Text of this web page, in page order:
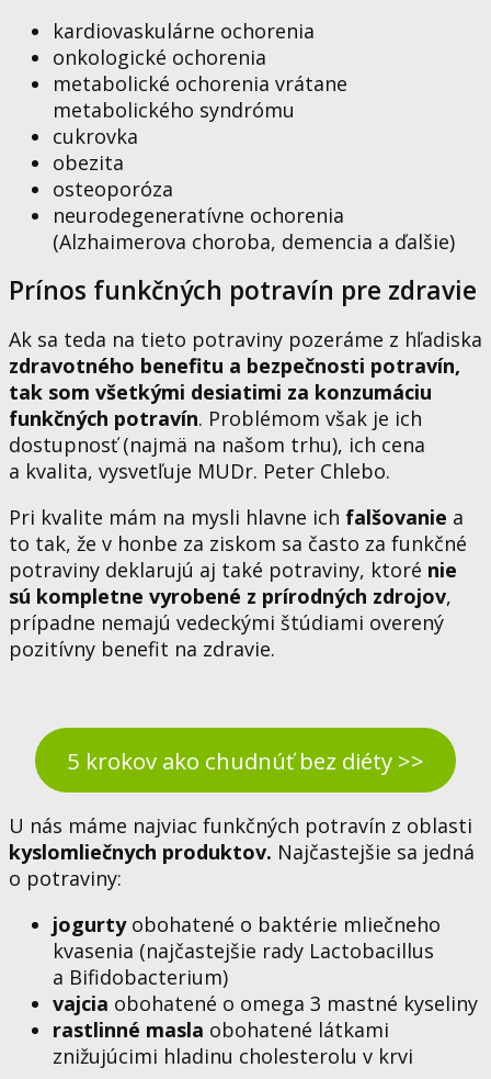
kardiovaskulárne ochorenia
onkologické ochorenia
metabolické ochorenia vrátane
metabolického syndrómu
cukrovka
obezita
osteoporóza
neurodegeneratívne ochorenia
(Alzhaimerova choroba, demencia a ďalšie)
Prínos funkčných potravín pre zdravie
Ak sa teda na tieto potraviny pozeráme z hľadiska
zdravotného benefitu a bezpečnosti potravín,
tak som všetkými desiatimi za konzumáciu
funkčných potravín. Problémom však je ich
dostupnosť (najmä na našom trhu), ich cena
a kvalita, vysvetľuje MUDr. Peter Chlebo.
Pri kvalite mám na mysli hlavne ich falšovanie a
to tak, že v honbe za ziskom sa často za funkčné
potraviny deklarujú aj také potraviny, ktoré nie
sú kompletne vyrobené z prírodných zdrojov,
prípadne nemajú vedeckými štúdiami overený
pozitívny benefit na zdravie.
5 krokov ako chudnúť bez diéty >>
U nás máme najviac funkčných potravín z oblasti
kyslomliečnych produktov. Najčastejšie sa jedná
o potraviny:
jogurty obohatené o baktérie mliečneho
kvasenia (najčastejšie rady Lactobacillus
a Bifidobacterium)
vajcia obohatené o omega 3 mastné kyseliny
rastlinné masla obohatené látkami
znižujúcimi hladinu cholesterolu v krvi